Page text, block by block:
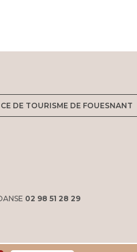
DE TOURISME DE FOUESNANT
02 98 51 28 29